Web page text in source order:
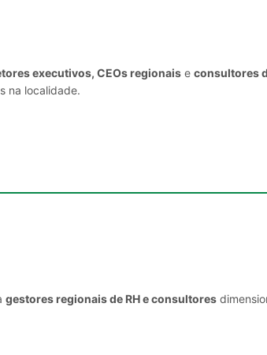
executivos, CEOs regionais e consultores
na localidade.
gestores regionais de RH e consultores